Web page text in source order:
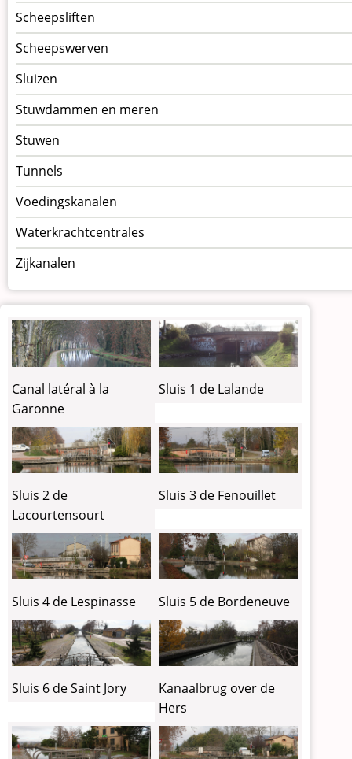
Scheepsliften
Scheepswerven
Sluizen
Stuwdammen en meren
Stuwen
Tunnels
Voedingskanalen
Waterkrachtcentrales
Zijkanalen
Canal latéral à la
Garonne
Sluis 1 de Lalande
Sluis 2 de
Lacourtensourt
Sluis 3 de Fenouillet
Sluis 4 de Lespinasse Sluis 5 de Bordeneuve
Sluis 6 de Saint Jory
Kanaalbrug over de
Hers